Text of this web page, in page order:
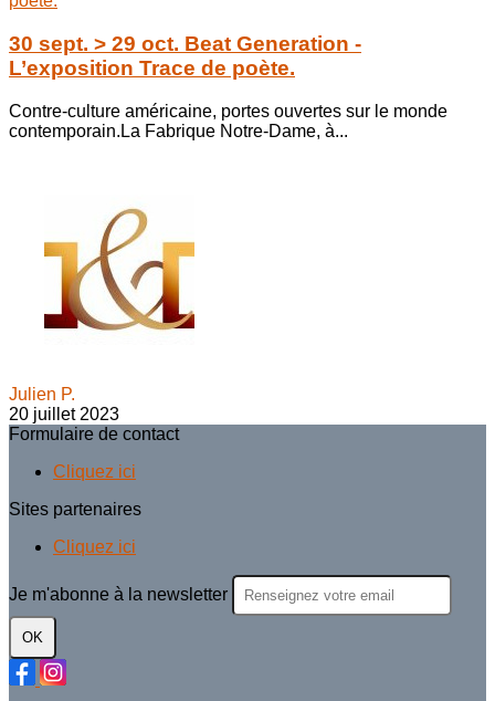
30 sept. > 29 oct. Beat Generation -
L’exposition Trace de poète.
Contre-culture américaine, portes ouvertes sur le monde
contemporain.La Fabrique Notre-Dame, à...
Julien P.
20 juillet 2023
Formulaire de contact
Cliquez ici
Sites partenaires
Cliquez ici
Je m'abonne à la newsletter
OK